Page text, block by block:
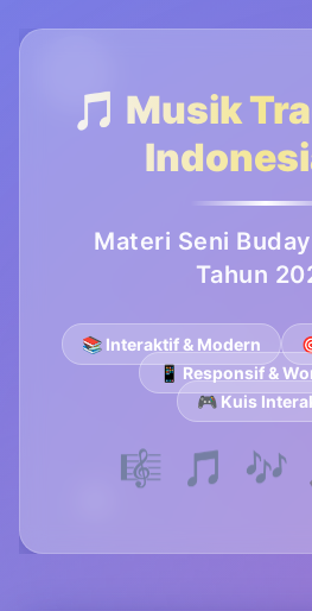
🎵 Musik
Materi Seni
Tahun
📚 Interaktif & Modern
📱 Responsif &
🎮 Kuis
🎼 🎵 🎶